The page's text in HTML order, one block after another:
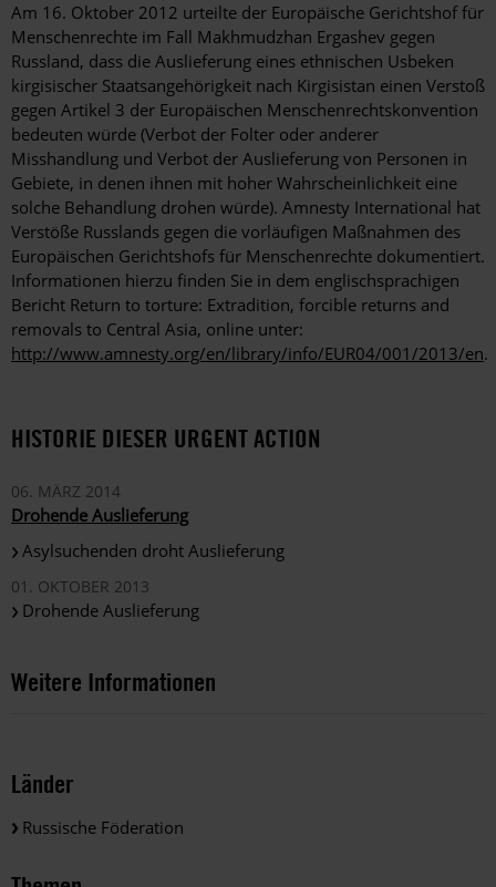
Am 16. Oktober 2012 urteilte der Europäische Gerichtshof für
Menschenrechte im Fall Makhmudzhan Ergashev gegen
Russland, dass die Auslieferung eines ethnischen Usbeken
kirgisischer Staatsangehörigkeit nach Kirgisistan einen Verstoß
gegen Artikel 3 der Europäischen Menschenrechtskonvention
bedeuten würde (Verbot der Folter oder anderer
Misshandlung und Verbot der Auslieferung von Personen in
Gebiete, in denen ihnen mit hoher Wahrscheinlichkeit eine
solche Behandlung drohen würde). Amnesty International hat
Verstöße Russlands gegen die vorläufigen Maßnahmen des
Europäischen Gerichtshofs für Menschenrechte dokumentiert.
Informationen hierzu finden Sie in dem englischsprachigen
Bericht Return to torture: Extradition, forcible returns and
removals to Central Asia, online unter:
http://www.amnesty.org/en/library/info/EUR04/001/2013/en.
HISTORIE DIESER URGENT ACTION
06. MÄRZ 2014
Drohende Auslieferung
Asylsuchenden droht Auslieferung
01. OKTOBER 2013
Drohende Auslieferung
Weitere Informationen
Länder
Russische Föderation